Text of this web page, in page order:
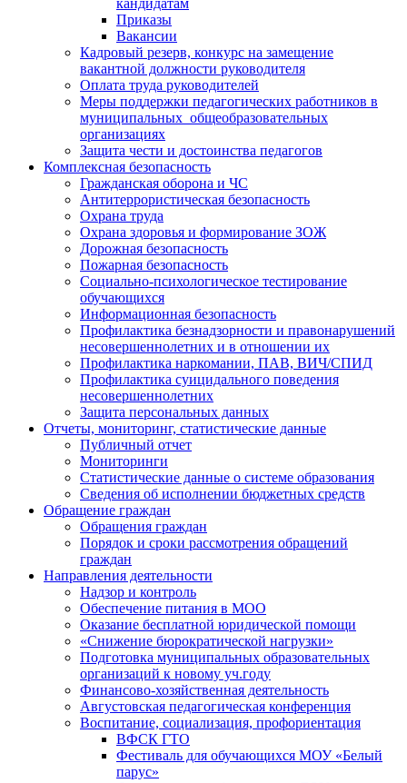
кандидатам
Приказы
Вакансии
Кадровый резерв, конкурс на замещение
вакантной должности руководителя
Оплата труда руководителей
Меры поддержки педагогических работников в
муниципальных общеобразовательных
организациях
Защита чести и достоинства педагогов
Комплексная безопасность
Гражданская оборона и ЧС
Антитеррористическая безопасность
Охрана труда
Охрана здоровья и формирование ЗОЖ
Дорожная безопасность
Пожарная безопасность
Социально-психологическое тестирование
обучающихся
Информационная безопасность
Профилактика безнадзорности и правонарушений
несовершеннолетних и в отношении их
Профилактика наркомании, ПАВ, ВИЧ/СПИД
Профилактика суицидального поведения
несовершеннолетних
Защита персональных данных
Отчеты, мониторинг, статистические данные
Публичный отчет
Мониторинги
Статистические данные о системе образования
Сведения об исполнении бюджетных средств
Обращение граждан
Обращения граждан
Порядок и сроки рассмотрения обращений
граждан
Направления деятельности
Надзор и контроль
Обеспечение питания в МОО
Оказание бесплатной юридической помощи
«Снижение бюрократической нагрузки»
Подготовка муниципальных образовательных
организаций к новому уч.году
Финансово-хозяйственная деятельность
Августовская педагогическая конференция
Воспитание, социализация, профориентация
ВФСК ГТО
Фестиваль для обучающихся МОУ «Белый
парус»